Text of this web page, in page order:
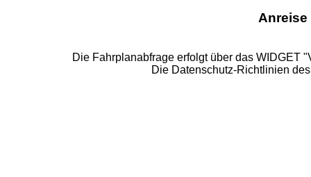
Anreise
Die Fahrplanabfrage erfolgt über das WIDGET
Die Datenschutz-Richtlinien